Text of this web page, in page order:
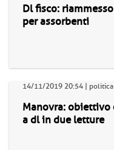
Dl fisco:
per assorbenti
14/11/2019 20:54 | politica
Manovra:
a dl in due letture